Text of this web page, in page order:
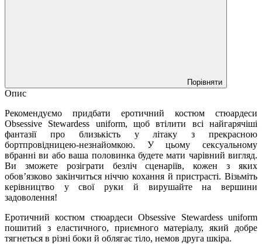
Порівняти
Опис
Рекомендуємо придбати еротичний костюм стюардеси
Obsessive Stewardess uniform, щоб втілити всі найгарячіші
фантазії про близькість у літаку з прекрасною
бортпровідницею-незнайомкою. У цьому сексуальному
вбранні ви або ваша половинка будете мати чарівний вигляд.
Ви зможете розіграти безліч сценаріїв, кожен з яких
обов’язково закінчиться ніччю кохання й пристрасті. Візьміть
керівництво у свої руки й вирушайте на вершини
задоволення!
Еротичний костюм стюардеси Obsessive Stewardess uniform
пошитий з еластичного, приємного матеріалу, який добре
тягнеться в різні боки й облягає тіло, немов друга шкіра.